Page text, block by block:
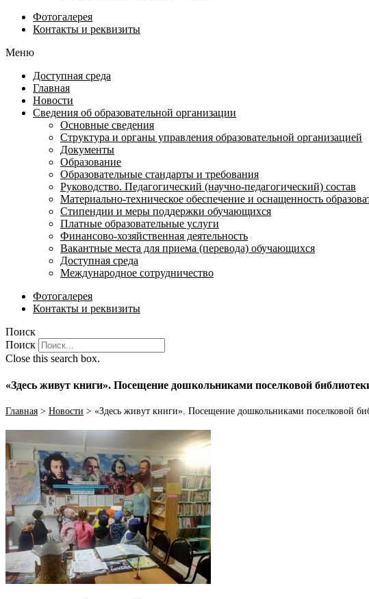
Фотогалерея
Контакты и реквизиты
Меню
Доступная среда
Главная
Новости
Сведения об образовательной организации
Основные сведения
Структура и органы управления образовательной организацией
Документы
Образование
Образовательные стандарты и требования
Руководство. Педагогический (научно-педагогический) состав
Материально-техническое обеспечение и оснащенность
Стипендии и меры поддержки обучающихся
Платные образовательные услуги
Финансово-хозяйственная деятельность
Вакантные места для приема (перевода) обучающихся
Доступная среда
Международное сотрудничество
Фотогалерея
Контакты и реквизиты
Поиск
Поиск
Close this search box.
«Здесь живут книги». Посещение дошкольниками поселковой
Главная > Новости > «Здесь живут книги». Посещение дошкольниками поселковой